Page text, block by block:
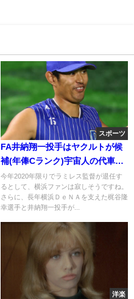
スポーツ
FA井納翔一投手はヤクルトが候
補(年俸Cランク)宇宙人の代車の
話
今年2020年限りでラミレス監督が退任す
るとして、横浜ファンは寂しそうですね。
さらに、長年横浜ＤｅＮＡを支えた梶谷隆
幸選手と井納翔一投手が...
洋楽